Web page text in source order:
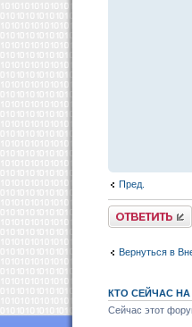
Пред.
Ответить
Вернуться в
КТО СЕЙЧАС
Сейчас этот